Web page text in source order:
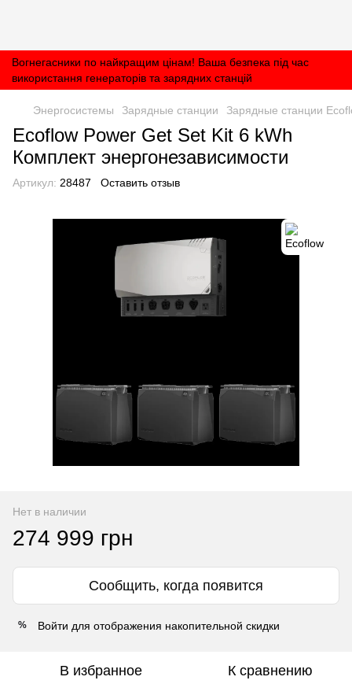
Вогнегасники по найкращим цінам! Ваша безпека під час
використання генераторів та зарядних станцій
Энергосистемы Зарядные станции Зарядные станции
Ecoflow Power Get Set Kit 6 kWh
Комплект энергонезависимости
Артикул: 28487 Оставить отзыв
Нет в наличии
274 999 грн
Сообщить, когда появится
% Войти для отображения накопительной скидки
В избранное К сравнению